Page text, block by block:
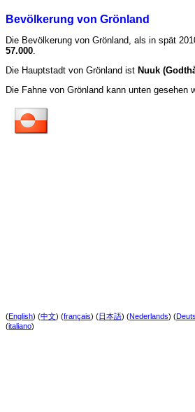
Bevölkerung von Grönland
Die Bevölkerung von Grönland, als in spät
57.000
Die Hauptstadt von Grönland ist Nuuk
Die Fahne von Grönland kann unten gesehen
(English) (中文) (français) (日本語) (Nederlands) (
(italiano)